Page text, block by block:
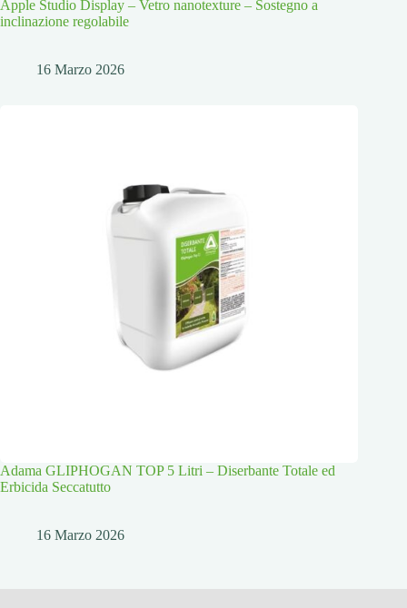
Apple Studio Display – Vetro nanotexture – Sostegno a
inclinazione regolabile
16 Marzo 2026
Adama GLIPHOGAN TOP 5 Litri – Diserbante Totale ed
Erbicida Seccatutto
16 Marzo 2026